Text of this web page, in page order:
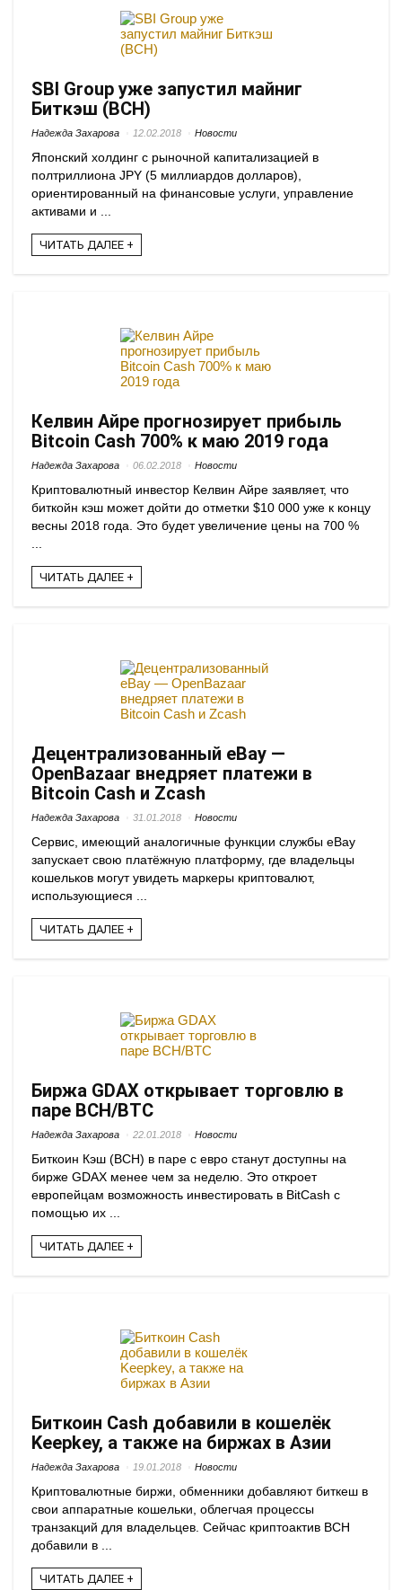
SBI Group уже запустил майниг
Биткэш (BCH)
Надежда Захарова 12.02.2018 Новости
Японский холдинг с рыночной капитализацией в
полтриллиона JPY (5 миллиардов долларов),
ориентированный на финансовые услуги, управление
активами и ...
ЧИТАТЬ ДАЛЕЕ +
Келвин Айре прогнозирует прибыль
Bitcoin Cash 700% к маю 2019 года
Надежда Захарова 06.02.2018 Новости
Криптовалютный инвестор Келвин Айре заявляет, что
биткойн кэш может дойти до отметки $10 000 уже к концу
весны 2018 года. Это будет увеличение цены на 700 %
ЧИТАТЬ ДАЛЕЕ +
Децентрализованный eBay —
OpenBazaar внедряет платежи в
Bitcoin Cash и Zcash
Надежда Захарова 31.01.2018 Новости
Сервис, имеющий аналогичные функции службы eBay
запускает свою платёжную платформу, где владельцы
кошельков могут увидеть маркеры криптовалют,
использующиеся ...
ЧИТАТЬ ДАЛЕЕ +
Биржа GDAX открывает торговлю в
паре BCH/BTC
Надежда Захарова 22.01.2018 Новости
Биткоин Кэш (BCH) в паре с евро станут доступны на
бирже GDAX менее чем за неделю. Это откроет
европейцам возможность инвестировать в BitCash с
помощью их ...
ЧИТАТЬ ДАЛЕЕ +
Биткоин Cash добавили в кошелёк
Keepkey, а также на биржах в Азии
Надежда Захарова 19.01.2018 Новости
Криптовалютные биржи, обменники добавляют биткеш в
свои аппаратные кошельки, облегчая процессы
транзакций для владельцев. Сейчас криптоактив BCH
добавили в ...
ЧИТАТЬ ДАЛЕЕ +